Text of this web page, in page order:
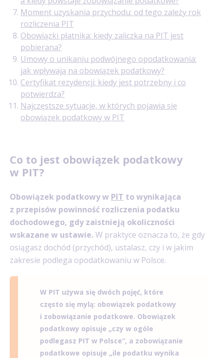
Moment uzyskania przychodu: od tego zależy rok
rozliczenia PIT
Obowiązki płatnika: kiedy zaliczka na PIT jest
pobierana?
Umowy o unikaniu podwójnego opodatkowania:
jak wpływają na obowiązek podatkowy?
Certyfikat rezydencji: kiedy jest potrzebny i co
potwierdza?
Najczęstsze sytuacje, w których pojawia się
obowiązek podatkowy w PIT
Co to jest obowiązek podatkowy
w PIT?
Obowiązek podatkowy w PIT to wynikająca
z przepisów powinność rozliczenia podatku
dochodowego, gdy zaistnieją okoliczności
wskazane w ustawie.W praktyce oznacza to, że gdy
osiągasz dochód (przychód), ustalasz, czy i w jakim
zakresie podlega opodatkowaniu w Polsce.
W PIT używa się dwóch pojęć, które
często się mylą: obowiązek podatkowy
i zobowiązanie podatkowe. Obowiązek
podatkowy opisuje „czy w ogóle
podlegasz PIT w Polsce”, a zobowiązanie
podatkowe opisuje „ile podatku wynika